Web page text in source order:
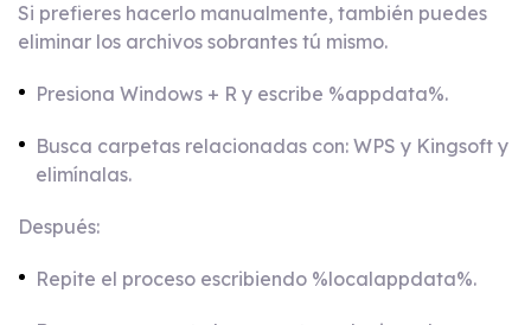
Si prefieres hacerlo manualmente, también puedes
eliminar los archivos sobrantes tú mismo.
Presiona Windows + R y escribe %appdata%.
Busca carpetas relacionadas con: WPS y Kingsoft y
elimínalas.
Después:
Repite el proceso escribiendo %localappdata%.